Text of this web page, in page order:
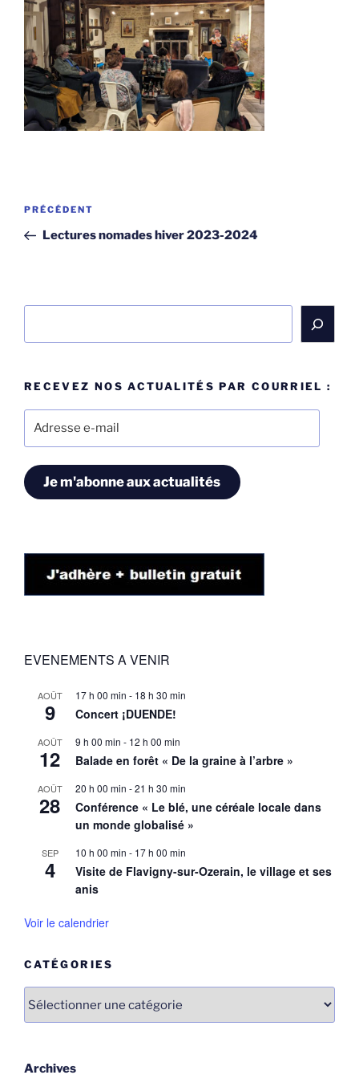
Navigation
l’article
Article
précédent
PRÉCÉDENT
Lectures nomades hiver 2023-2024
RECEVEZ NOS ACTUALITÉS PAR COURRIEL :
Je m'abonne aux actualités
EVENEMENTS A VENIR
AOÛT
9
17 h 00 min - 18 h 30 min
Concert ¡DUENDE!
AOÛT
12
9 h 00 min - 12 h 00 min
Balade en forêt « De la graine à l’arbre »
AOÛT
28
20 h 00 min -21 h 30 min
Conférence « Le blé, une céréale locale dans
un monde globalisé »
SEP
4
10 h 00 min - 17 h 00 min
Visite de Flavigny-sur-Ozerain, le village et ses
anis
Voir le calendrier
CATÉGORIES
Archives